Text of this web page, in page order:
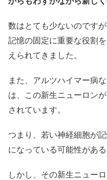
数はとても少ないのです
記憶の固定に重要な役割
えられてきました。
また、アルツハイマー病
は、この新生ニューロン
されています。
つまり、若い神経細胞が
になっている可能性がある
しかし、その新生ニュー